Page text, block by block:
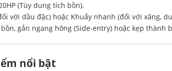
(Tùy dung tích bồn).
với dầu đặc) hoặc Khuấy nhanh (đối với xăng,
gắn ngang hông (Side-entry) hoặc kẹp thành
nổi bật